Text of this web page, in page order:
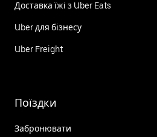
Доставка їжі з Uber Eats
Uber для бізнесу
Uber Freight
Поїздки
Забронювати